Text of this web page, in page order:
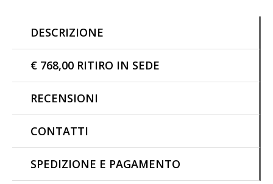
quantitàDESCRIZIONE
€ 768,00 RITIRO IN SEDE
RECENSIONI
CONTATTI
SPEDIZIONE E PAGAMENTO